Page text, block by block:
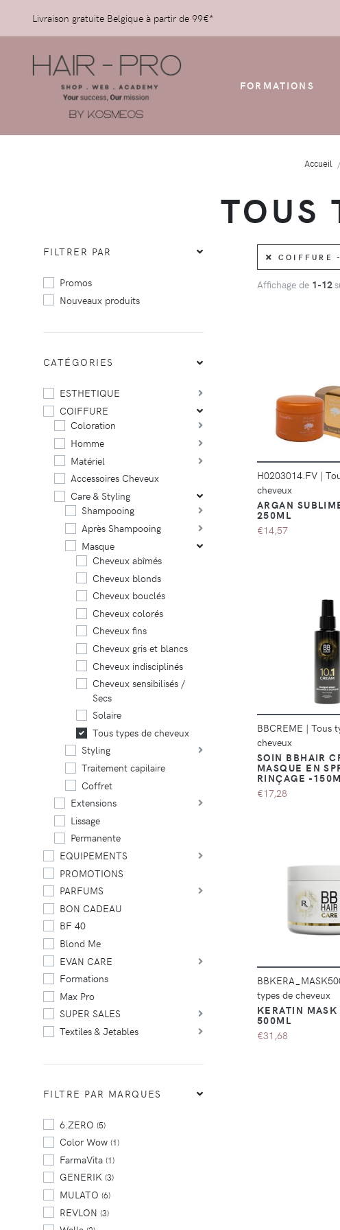
Livraison gratuite Belgique à partir de 99€*
FORMATIONS
Accueil
TOUS
FILTRER PAR
Promos
Nouveaux produits
CATÉGORIES
ESTHETIQUE
COIFFURE
Coloration
Homme
Matériel
Accessoires Cheveux
Care & Styling
Shampooing
Après Shampooing
Masque
Cheveux abîmés
Cheveux blonds
Cheveux bouclés
Cheveux colorés
Cheveux fins
Cheveux gris et blancs
Cheveux indisciplinés
Cheveux sensibilisés /
Secs
Solaire
Tous types de cheveux
Styling
Traitement capilaire
Coffret
Extensions
Lissage
Permanente
EQUIPEMENTS
PROMOTIONS
PARFUMS
BON CADEAU
BF 40
Blond Me
EVAN CARE
Formations
Max Pro
SUPER SALES
Textiles & Jetables
FILTRE PAR MARQUES
6.ZERO (5)
Color Wow (1)
FarmaVita (1)
GENERIK (3)
MULATO (6)
REVLON (3)
COIFFURE
Affichage de 1-12
H0203014.FV |
cheveux
ARGAN
250ML
€14,57
BBCREME | Tous
cheveux
SOIN BBHAIR
MASQUE EN
RINÇAGE -
€17,28
types de cheveux
KERATIN MASK
500ML
€31,68